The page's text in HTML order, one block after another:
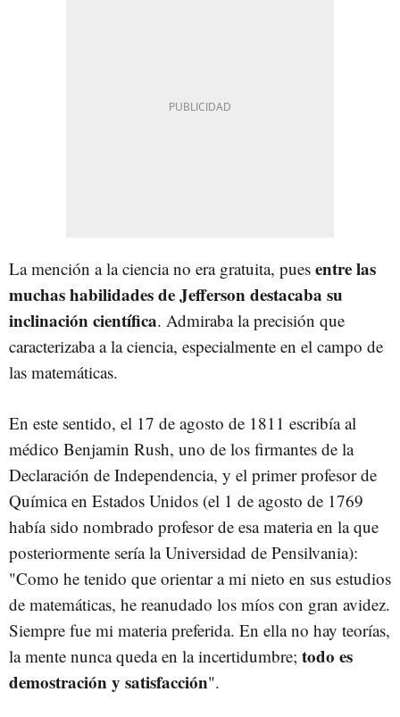
La mención a la ciencia no era gratuita, pues entre las
muchas habilidades de Jefferson destacaba su
inclinación científica. Admiraba la precisión que
caracterizaba a la ciencia, especialmente en el campo de
las matemáticas.
En este sentido, el 17 de agosto de 1811 escribía al
médico Benjamin Rush, uno de los firmantes de la
Declaración de Independencia, y el primer profesor de
Química en Estados Unidos (el 1 de agosto de 1769
había sido nombrado profesor de esa materia en la que
posteriormente sería la Universidad de Pensilvania):
"Como he tenido que orientar a mi nieto en sus estudios
de matemáticas, he reanudado los míos con gran avidez.
Siempre fue mi materia preferida. En ella no hay teorías,
la mente nunca queda en la incertidumbre; todo es
demostración y satisfacción".